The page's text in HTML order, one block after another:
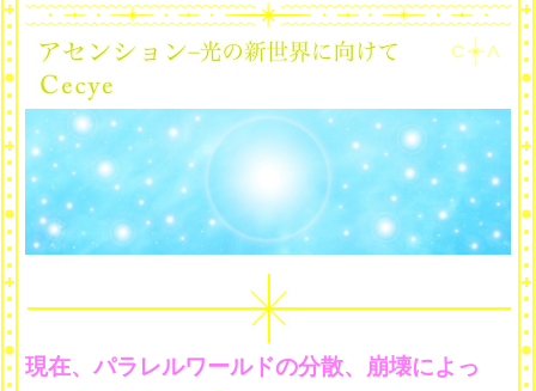
現在、パラレルワールドの分散、崩壊によっ